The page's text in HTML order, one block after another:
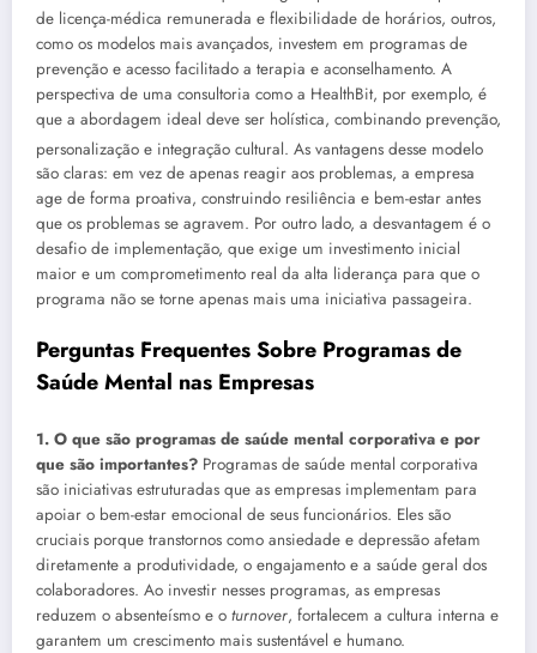
de licença-médica remunerada e flexibilidade de horários, outros,
como os modelos mais avançados, investem em programas de
prevenção e acesso facilitado a terapia e aconselhamento. A
perspectiva de uma consultoria como a HealthBit, por exemplo, é
que a abordagem ideal deve ser holística, combinando prevenção,
personalização e integração cultural. As vantagens desse modelo
são claras: em vez de apenas reagir aos problemas, a empresa
age de forma proativa, construindo resiliência e bem-estar antes
que os problemas se agravem. Por outro lado, a desvantagem é o
desafio de implementação, que exige um investimento inicial
maior e um comprometimento real da alta liderança para que o
programa não se torne apenas mais uma iniciativa passageira.
Perguntas Frequentes Sobre Programas de
Saúde Mental nas Empresas
1. O que são programas de saúde mental corporativa e por
que são importantes? Programas de saúde mental corporativa
são iniciativas estruturadas que as empresas implementam para
apoiar o bem-estar emocional de seus funcionários. Eles são
cruciais porque transtornos como ansiedade e depressão afetam
diretamente a produtividade, o engajamento e a saúde geral dos
colaboradores. Ao investir nesses programas, as empresas
reduzem o absenteísmo e o turnover, fortalecem a cultura interna e
garantem um crescimento mais sustentável e humano.